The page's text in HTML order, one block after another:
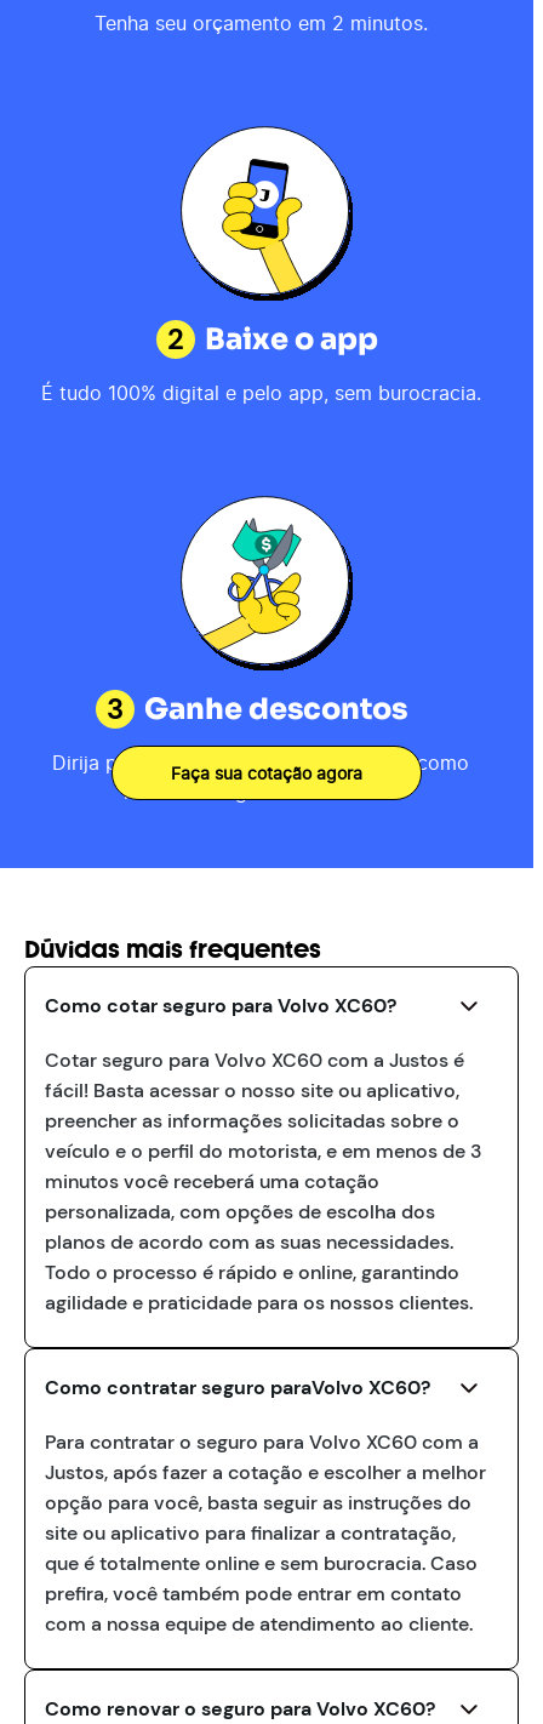
Tenha seu orçamento em 2 minutos.
2 Baixe o app
É tudo 100% digital e pelo app, sem burocracia.
3 Ganhe descontos
Dirija por 80km, receba sua pontuação como
motorista e ganhe descontos.
Faça sua cotação agora
Dúvidas mais frequentes
Como cotar seguro para Volvo XC60?
Cotar seguro para Volvo XC60 com a Justos é
fácil! Basta acessar o nosso site ou aplicativo,
preencher as informações solicitadas sobre o
veículo e o perfil do motorista, e em menos de 3
minutos você receberá uma cotação
personalizada, com opções de escolha dos
planos de acordo com as suas necessidades.
Todo o processo é rápido e online, garantindo
agilidade e praticidade para os nossos clientes.
Como contratar seguro paraVolvo XC60?
Para contratar o seguro para Volvo XC60 com a
Justos, após fazer a cotação e escolher a melhor
opção para você, basta seguir as instruções do
site ou aplicativo para finalizar a contratação,
que é totalmente online e sem burocracia. Caso
prefira, você também pode entrar em contato
com a nossa equipe de atendimento ao cliente.
Como renovar o seguro para Volvo XC60?